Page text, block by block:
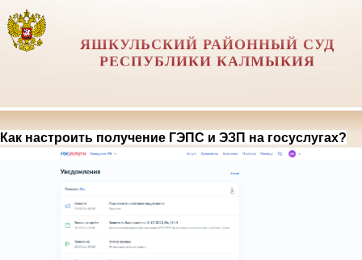
ЯШКУЛЬСКИЙ РАЙОННЫЙ СУД
РЕСПУБЛИКИ КАЛМЫКИЯ
Как настроить получение ГЭПС и ЭЗП на госуслугах?